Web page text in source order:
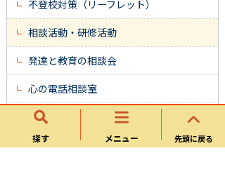
探す メニュー 先頭に戻る
不登校対策（リーフレット）
相談活動・研修活動
発達と教育の相談会
心の電話相談室
全国学力・学習状況調査
ICT教育